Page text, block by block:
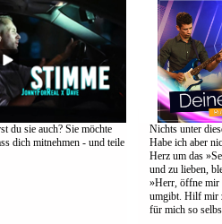
du sie auch? Sie möchte
dich mitnehmen - und teile
Nichts unter
Habe ich aber
Herz um das
und zu lieben,
»Herr, öffne mir
umgibt. Hilf mir
für mich so